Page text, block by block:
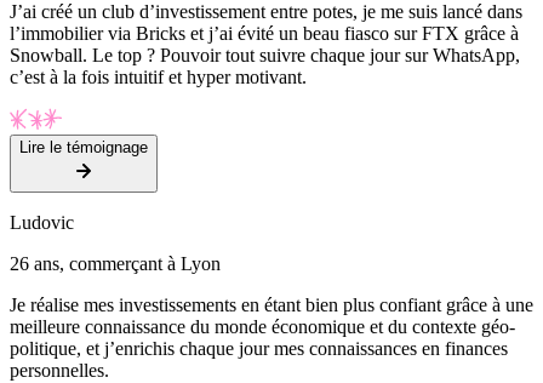
J’ai créé un club d’investissement entre potes, je me suis lancé dans
l’immobilier via Bricks et j’ai évité un beau fiasco sur FTX grâce à
Snowball. Le top ? Pouvoir tout suivre chaque jour sur WhatsApp,
c’est à la fois intuitif et hyper motivant.
Lire le témoignage
Ludovic
26 ans, commerçant à Lyon
Je réalise mes investissements en étant bien plus confiant grâce à une
meilleure connaissance du monde économique et du contexte géo-
politique, et j’enrichis chaque jour mes connaissances en finances
personnelles.